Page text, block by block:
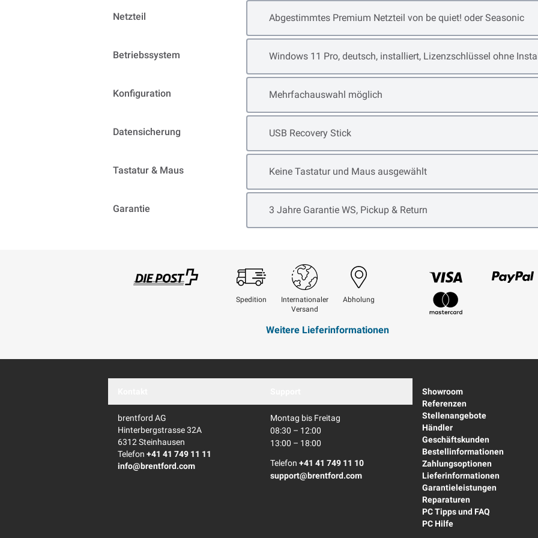
Netzteil Abgestimmtes Premium Netzteil von be quiet! oder Seasonic
Open item options
Betriebssystem Windows 11 Pro, deutsch, installiert, Lizenzschlüssel ohne
Open item options
Konfiguration Mehrfachauswahl möglich
Open item options
Datensicherung USB Recovery Stick
Open item options
Tastatur & Maus Keine Tastatur und Maus ausgewählt
Open item options
Garantie 3 Jahre Garantie WS, Pickup & Return
Open item options
Spedition
Internationaler
Versand
Abholung
Weitere Lieferinformationen
Visum
brentford AG
Hinterbergstrasse 32A
6312 Steinhausen
Telefon +41 41 749 11 11
info@brentford.com
Montag bis Freitag
08:30 – 12:00
13:00 – 18:00
Telefon +41 41 749 11 10
support@brentford.com
Showroom
Referenzen
Stellenangebote
Händler
Geschäftskunden
Bestellinformationen
Zahlungsoptionen
Lieferinformationen
Garantieleistungen
Reparaturen
PC Tipps und FAQ
PC Hilfe